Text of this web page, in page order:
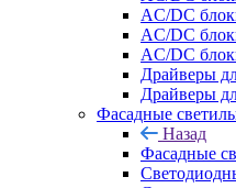
AC/DC
AC/DC
AC/DC
Драйверы
Драйверы
Фасадные
Назад
Фасадные